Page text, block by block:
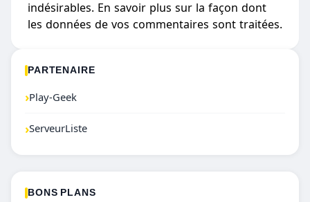
indésirables. En savoir plus sur la façon dont
les données de vos commentaires sont traitées.
PARTENAIRE
›Play-Geek
›ServeurListe
BONS PLANS